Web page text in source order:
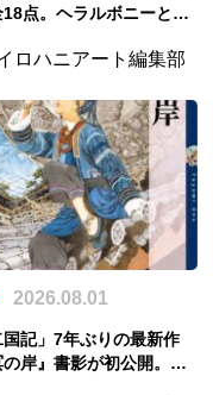
18点。ヘラルボニーとの
6日開催
ロハニアート編集部
2026.08.01
国記」7年ぶりの最新作
の岸』書影が初公開。山